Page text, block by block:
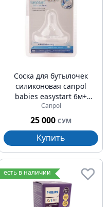
Соска для бутылочек
силиконовая canpol
babies easystart 6м+
1шт (21/721)
Canpol
25 000 СУМ
Купить
есть в наличии